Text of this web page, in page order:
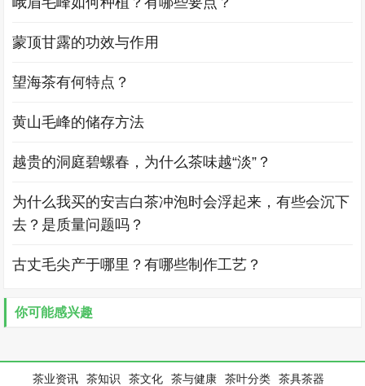
蒙顶甘露的功效与作用
望海茶有何特点？
黄山毛峰的储存方法
越贵的洞庭碧螺春，为什么茶味越“淡”？
为什么我买的安吉白茶冲泡时会浮起来，有些会沉下
去？是质量问题吗？
古丈毛尖产于哪里？有哪些制作工艺？
你可能感兴趣
茶业资讯 茶知识 茶文化 茶与健康 茶叶分类 茶具茶器